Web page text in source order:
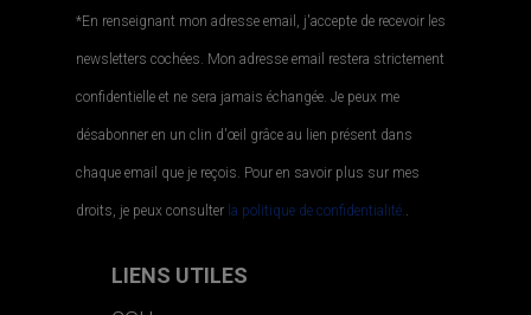
*En renseignant mon adresse email, j'accepte de recevoir les
newsletters cochées. Mon adresse email restera strictement
confidentielle et ne sera jamais échangée. Je peux me
désabonner en un clin d'œil grâce au lien présent dans
chaque email que je reçois. Pour en savoir plus sur mes
droits, je peux consulter la politique de confidentialité..
LIENS UTILES